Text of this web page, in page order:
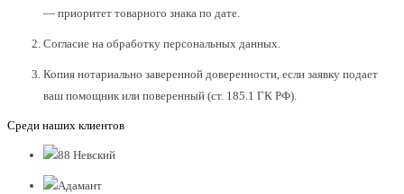
— приоритет товарного знака по дате.
Согласие на обработку персональных данных.
Копия нотариально заверенной доверенности, если заявку подает
ваш помощник или поверенный (ст. 185.1 ГК РФ).
Среди наших клиентов
88 Невский
Адамант